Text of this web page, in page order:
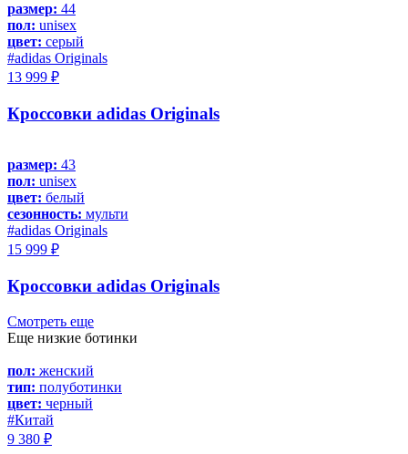
размер: 44
пол: unisex
цвет: серый
#adidas Originals
13 999 ₽
Кроссовки adidas Originals
размер: 43
пол: unisex
цвет: белый
сезонность: мульти
#adidas Originals
15 999 ₽
Кроссовки adidas Originals
Смотреть еще
Еще низкие ботинки
пол: женский
тип: полуботинки
цвет: черный
#Китай
9 380 ₽